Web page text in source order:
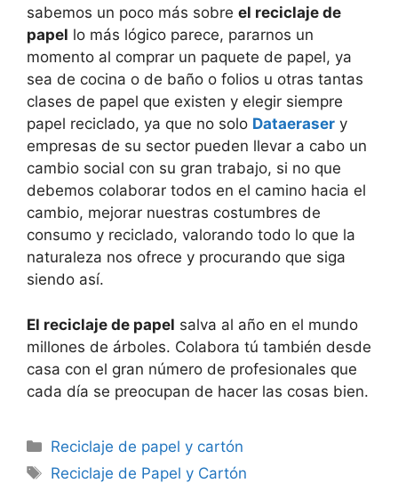
sabemos un poco más sobre el reciclaje de
papel lo más lógico parece, pararnos un
momento al comprar un paquete de papel, ya
sea de cocina o de baño o folios u otras tantas
clases de papel que existen y elegir siempre
papel reciclado, ya que no solo Dataeraser y
empresas de su sector pueden llevar a cabo un
cambio social con su gran trabajo, si no que
debemos colaborar todos en el camino hacia el
cambio, mejorar nuestras costumbres de
consumo y reciclado, valorando todo lo que la
naturaleza nos ofrece y procurando que siga
siendo así.
El reciclaje de papel salva al año en el mundo
millones de árboles. Colabora tú también desde
casa con el gran número de profesionales que
cada día se preocupan de hacer las cosas bien.
Categorías
Reciclaje de papel y cartón
Etiquetas
Reciclaje de Papel y Cartón